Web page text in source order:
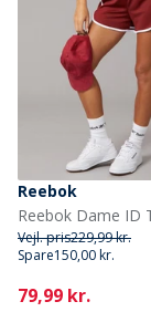
Reebok
Vejl. pris229,99 kr.
Spare150,00 kr.
Current
79,99 kr.